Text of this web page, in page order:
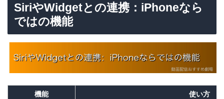
SiriやWidgetとの連携：iPhoneなら
ではの機能
機能 使い方